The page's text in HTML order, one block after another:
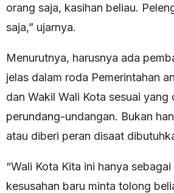
orang saja, kasihan beliau.
saja,” ujarnya.
Menurutnya, harusnya ada
jelas dalam roda Pemerintahan
dan Wakil Wali Kota sesuai yang
perundang-undangan. Bukan
atau diberi peran disaat
“Wali Kota Kita ini hanya
kesusahan baru minta tolong